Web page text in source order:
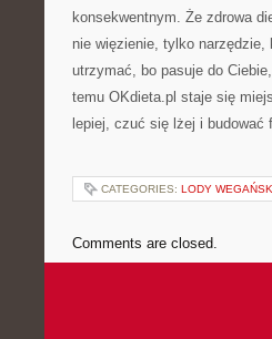
konsekwentnym. Że zdrowa
nie więzienie, tylko
utrzymać, bo pasuje do
temu OKdieta.pl staje się
lepiej, czuć się lżej i budować
CATEGORIES: LODY
Comments are closed.